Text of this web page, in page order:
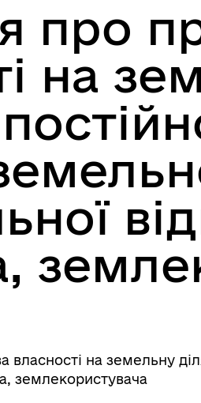
про
на
на земельну
землекористувача